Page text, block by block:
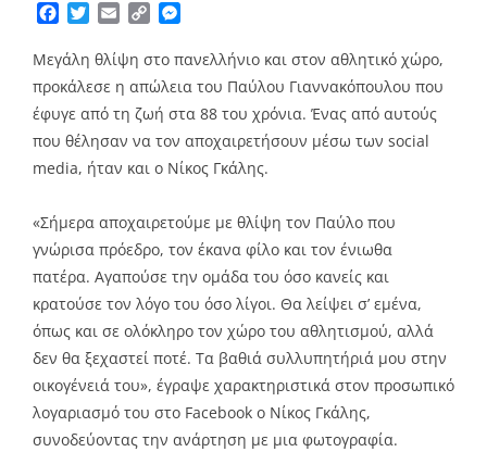
Facebook
TwitterEmailCopy
Μεγάλη θλίψη στο πανελλήνιο και στον αθλητικό χώρο,
προκάλεσε η απώλεια του Παύλου Γιαννακόπουλου που
έφυγε από τη ζωή στα 88 του χρόνια. Ένας από αυτούς
που θέλησαν να τον αποχαιρετήσουν μέσω των social
media, ήταν και ο Νίκος Γκάλης.
«Σήμερα αποχαιρετούμε με θλίψη τον Παύλο που
γνώρισα πρόεδρο, τον έκανα φίλο και τον ένιωθα
πατέρα. Αγαπούσε την ομάδα του όσο κανείς και
κρατούσε τον λόγο του όσο λίγοι. Θα λείψει σ’ εμένα,
όπως και σε ολόκληρο τον χώρο του αθλητισμού, αλλά
δεν θα ξεχαστεί ποτέ. Τα βαθιά συλλυπητήριά μου στην
οικογένειά του», έγραψε χαρακτηριστικά στον προσωπικό
λογαριασμό του στο Facebook ο Νίκος Γκάλης,
συνοδεύοντας την ανάρτηση με μια φωτογραφία.